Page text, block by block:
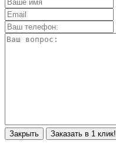
Закрыть Заказать в 1 клик!